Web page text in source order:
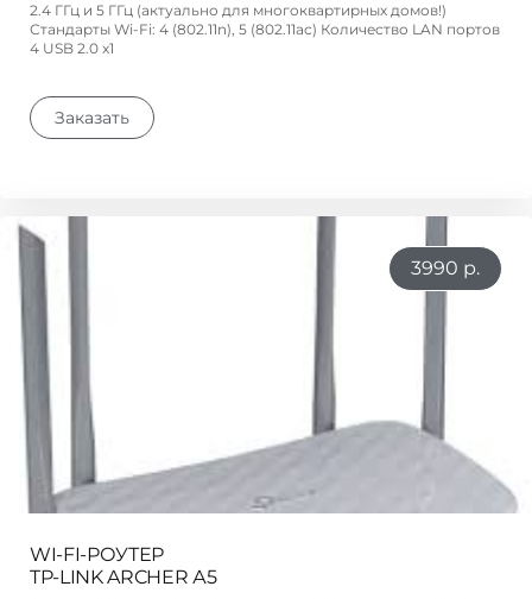
2.4 ГГц и 5 ГГц (актуально для многоквартирных домов!)
Стандарты Wi-Fi: 4 (802.11n), 5 (802.11ac) Количество LAN портов
4 USB 2.0 x1
Заказать
3990 р.
WI-FI-РОУТЕР
TP-LINK ARCHER А5